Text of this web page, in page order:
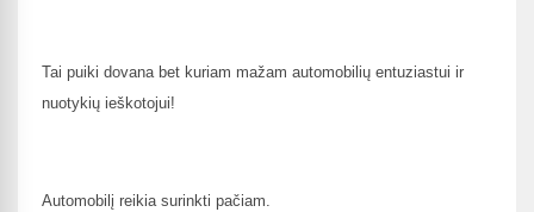
Tai puiki dovana bet kuriam mažam automobilių entuziastui ir
nuotykių ieškotojui!
Automobilį reikia surinkti pačiam.